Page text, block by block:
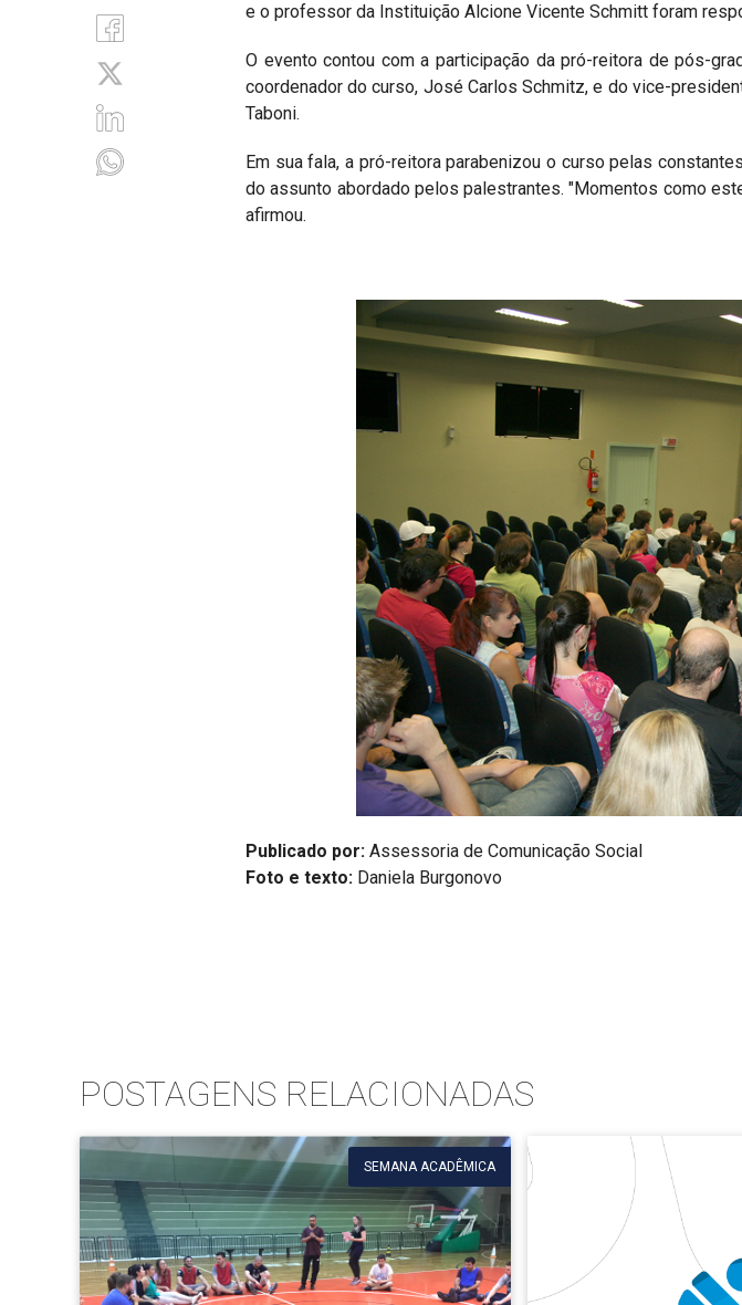
e o professor da Instituição Alcione Vicente Schmitt foram
O evento contou com a participação da pró-reitora de pós-
coordenador do curso, José Carlos Schmitz, e do vice-
Taboni.
Em sua fala, a pró-reitora parabenizou o curso pelas
do assunto abordado pelos palestrantes. "Momentos como
afirmou.
Publicado por: Assessoria de Comunicação Social
Foto e texto: Daniela Burgonovo
POSTAGENS RELACIONADAS
SEMANA ACADÊMICA